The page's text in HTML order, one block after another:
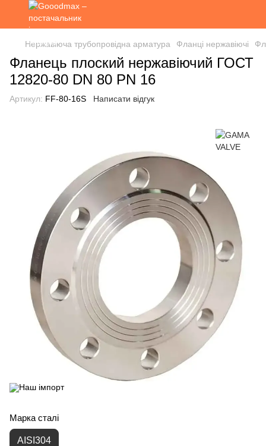
Нержавіюча трубопровідна арматура Фланці нержавіючі
Фланець плоский нержавіючий ГОСТ
12820-80 DN 80 PN 16
Артикул: FF-80-16S Написати відгук
Марка сталі
AISI304